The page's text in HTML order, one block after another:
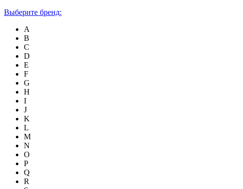
Выберите бренд:
A
B
C
D
E
F
G
H
I
J
K
L
M
N
O
P
Q
R